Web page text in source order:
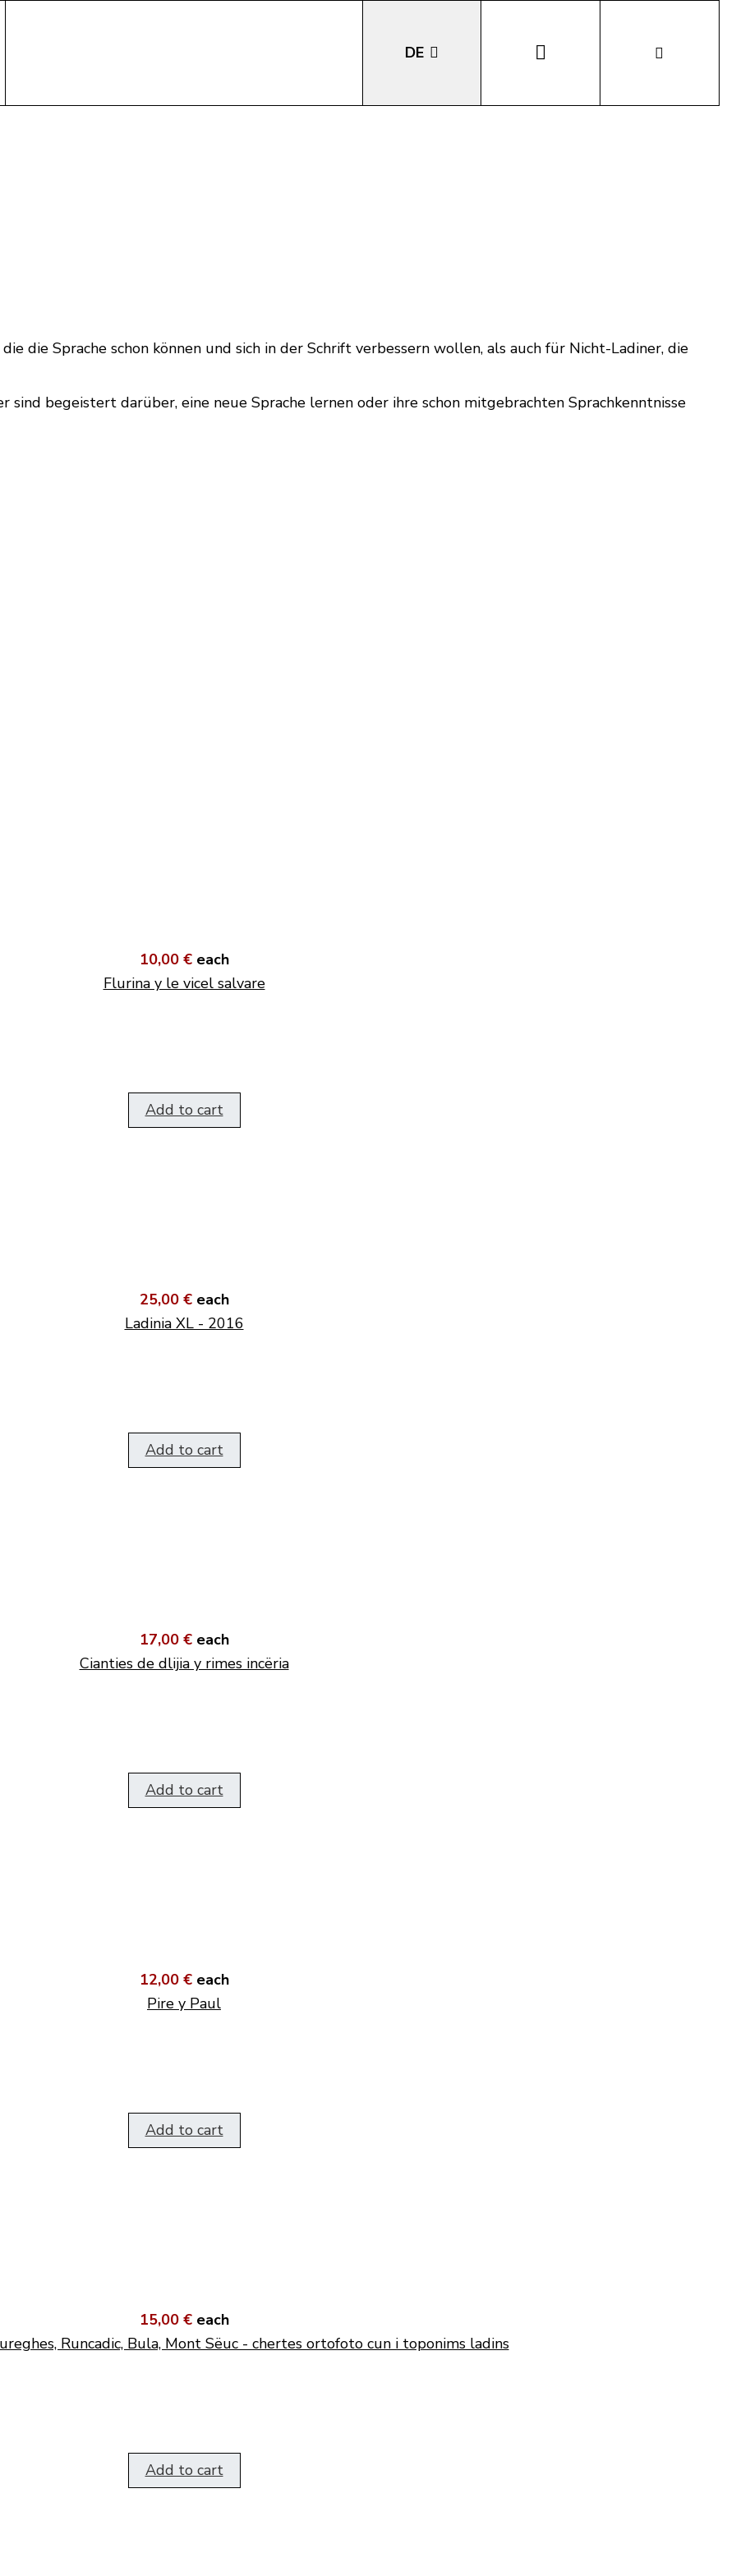
DE
die Sprache schon können und sich in der Schrift verbessern wollen, als auch für Nicht-Ladiner, die
begeistert darüber, eine neue Sprache lernen oder ihre schon mitgebrachten Sprachkenntnisse
10,00 € each
Flurina y le vicel salvare
Add to cart
25,00 € each
Ladinia XL - 2016
Add to cart
17,00 € each
Cianties de dlijia y rimes incëria
Add to cart
12,00 € each
Pire y Paul
Add to cart
15,00 € each
Runcadic, Bula, Mont Sëuc - chertes ortofoto cun i toponims ladins
Add to cart